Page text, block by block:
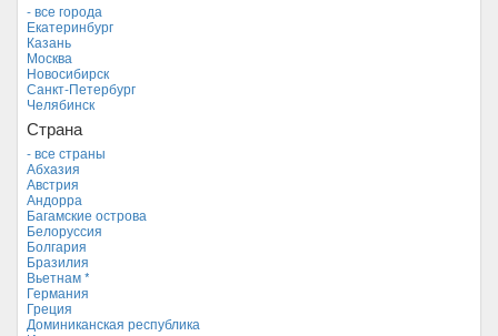
- все города
Екатеринбург
Казань
Москва
Новосибирск
Санкт-Петербург
Челябинск
Страна
- все страны
Абхазия
Австрия
Андорра
Багамские острова
Белоруссия
Болгария
Бразилия
Вьетнам *
Германия
Греция
Доминиканская республика